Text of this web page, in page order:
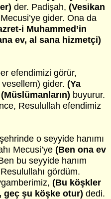
der. Padişah, (Vesikan
gider. Ona da
i Muhammed’in
ev, al sana hizmetçi)
efendimizi görür,
gider. (Ya
(Müslümanların) buyurur.
Resulullah efendimiz
o seyyide hanımı
Mecusi’ye (Ben ona ev
bu seyyide hanım
gördüm.
(Bu köşkler
geç şu köşke otur) dedi.